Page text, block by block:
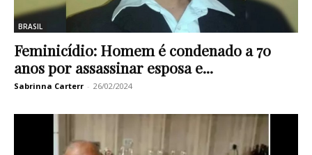
BRASIL
Feminicídio: Homem é condenado a 70
anos por assassinar esposa e...
Sabrinna Carterr - 26/02/2024